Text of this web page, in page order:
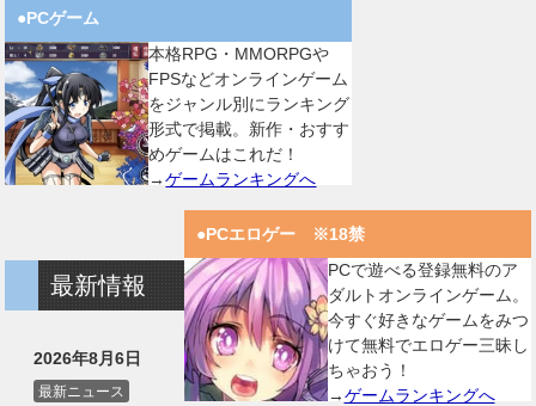
●PCゲーム
本格RPG・MMORPGや
FPSなどオンラインゲーム
をジャンル別にランキング
形式で掲載。新作・おすす
めゲームはこれだ！
→ゲームランキングへ
●PCエロゲー ※18禁
PCで遊べる登録無料のア
ダルトオンラインゲーム。
今すぐ好きなゲームをみつ
けて無料でエロゲー三昧し
ちゃおう！
→ゲームランキングへ
最新情報
2026年8月6日
最新ニュース